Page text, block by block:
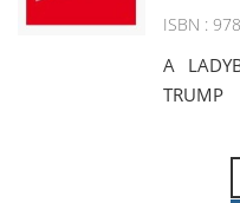
ISBN :
A
TRUMP